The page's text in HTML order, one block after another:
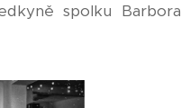
spolku Barbora